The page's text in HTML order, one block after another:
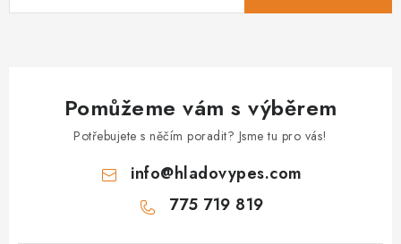
Pomůžeme vám s výběrem
Potřebujete s něčím poradit? Jsme tu pro vás!
info@hladovypes.com
775 719 819